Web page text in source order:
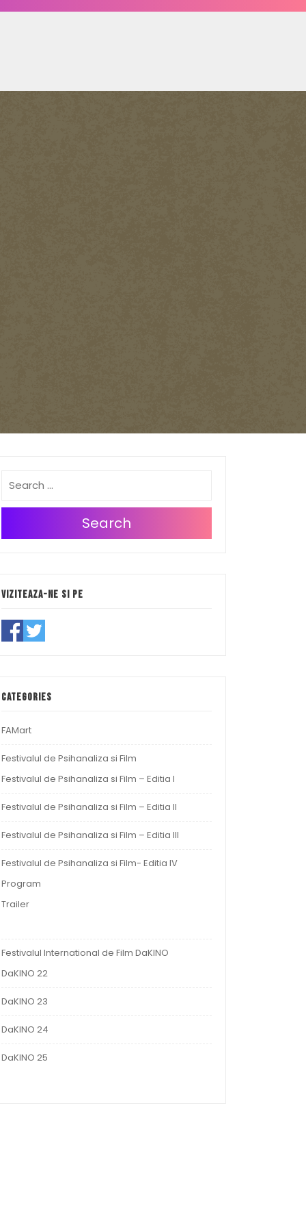
Search
Viziteaza-ne si pe
Categories
FAMart
Festivalul de Psihanaliza si Film
Festivalul de Psihanaliza si Film – Editia I
Festivalul de Psihanaliza si Film – Editia II
Festivalul de Psihanaliza si Film – Editia III
Festivalul de Psihanaliza si Film- Editia IV
Program
Trailer
Festivalul International de Film DaKINO
DaKINO 22
DaKINO 23
DaKINO 24
DaKINO 25